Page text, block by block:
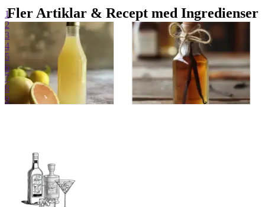
Fler Artiklar & Recept med Ingredienser
1
2
3
4
5
6
7
8
9